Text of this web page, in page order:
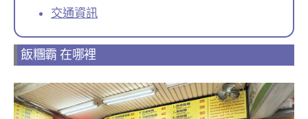
交通資訊
飯糰霸 在哪裡